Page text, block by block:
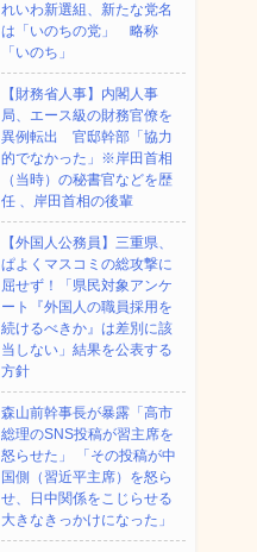
れいわ新選組、新たな党名
は「いのちの党」 略称
「いのち」
【財務省人事】内閣人事
局、エース級の財務官僚を
異例転出 官邸幹部「協力
的でなかった」※岸田首相
（当時）の秘書官などを歴
任 、岸田首相の後輩
【外国人公務員】三重県、
ぱよくマスコミの総攻撃に
屈せず！「県民対象アンケ
ート『外国人の職員採用を
続けるべきか』は差別に該
当しない」結果を公表する
方針
森山前幹事長が暴露「高市
総理のSNS投稿が習主席を
怒らせた」 「その投稿が中
国側（習近平主席）を怒ら
せ、日中関係をこじらせる
大きなきっかけになった」